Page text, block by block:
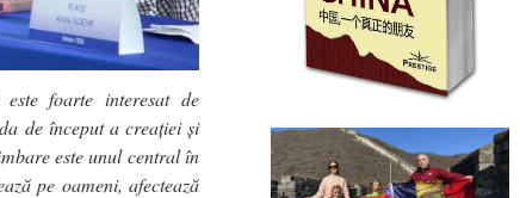
foarte interesat de
de început a creaţiei şi
este unul central în
pe oameni, afectează